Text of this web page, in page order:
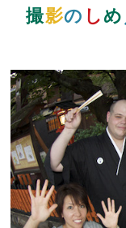
撮影の し め